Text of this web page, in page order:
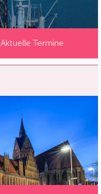
Aktuelle Termine